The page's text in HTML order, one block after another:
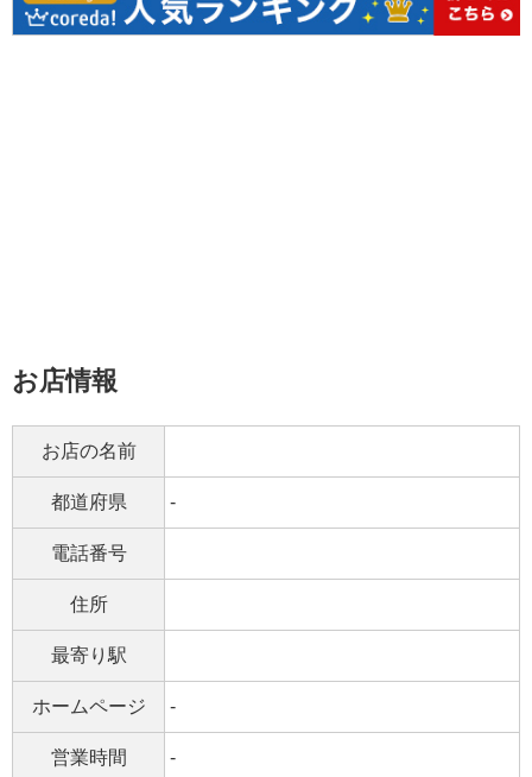
お店情報
お店の名前
都道府県 -
電話番号
住所
最寄り駅
ホームページ -
営業時間 -